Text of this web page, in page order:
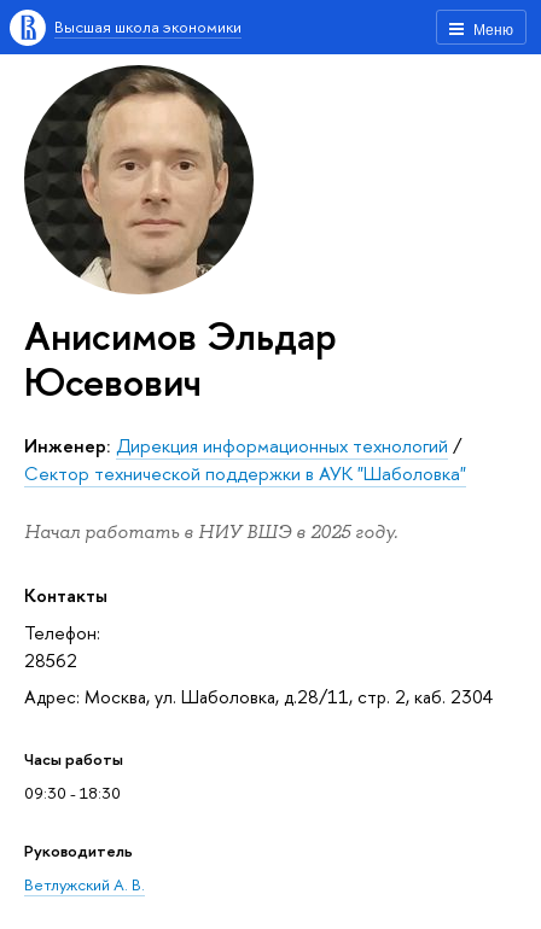
Меню
Высшая школа экономики
Анисимов Эльдар
Юсевович
Инженер: Дирекция информационных технологий /
Сектор технической поддержки в АУК "Шаболовка"
Начал работать в НИУ ВШЭ в 2025 году.
Контакты
Телефон:
28562
Адрес: Москва, ул. Шаболовка, д.28/11, стр. 2, каб. 2304
Часы работы
09:30 - 18:30
Руководитель
Ветлужский А. В.